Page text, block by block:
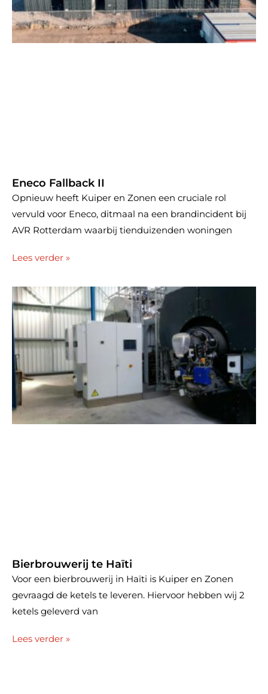
Eneco Fallback II
Opnieuw heeft Kuiper en Zonen een cruciale rol
vervuld voor Eneco, ditmaal na een brandincident bij
AVR Rotterdam waarbij tienduizenden woningen
Lees verder »
Bierbrouwerij te Haïti
Voor een bierbrouwerij in Haïti is Kuiper en Zonen
gevraagd de ketels te leveren. Hiervoor hebben wij 2
ketels geleverd van
Lees verder »